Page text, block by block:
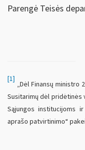
Parengė Teisės
[1]
„Dėl Finansų ministro
Susitarimų dėl pridėtinės
Sąjungos institucijoms
aprašo patvirtinimo“